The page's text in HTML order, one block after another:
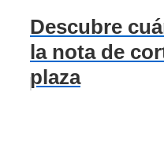
Descubre
la nota de
plaza